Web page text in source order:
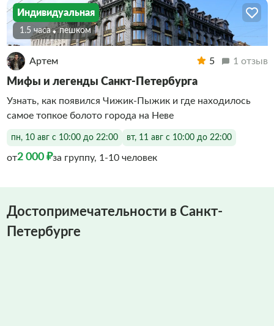
Индивидуальная
1.5 часа Пешком
Артем 5 1 отзыв
Мифы и легенды Санкт-Петербурга
Узнать, как появился Чижик-Пыжик и где находилось
самое топкое болото города на Неве
пн, 10 авг с 10:00 до 22:00 вт, 11 авг с 10:00 до 22:00
от2 000 ₽за группу, 1-10 человек
Достопримечательности в Санкт-
Петербурге